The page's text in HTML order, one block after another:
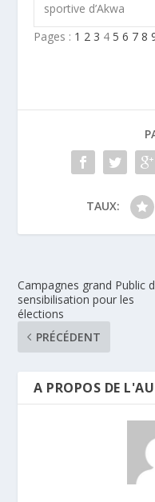
sportive d’Akwa
Pages : 1 2 3 4 5 6 7 8
TAUX:
Campagnes grand Public
sensibilisation pour les
élections
PRÉCÉDENT
A PROPOS DE